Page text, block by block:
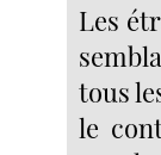
Les
tous
le